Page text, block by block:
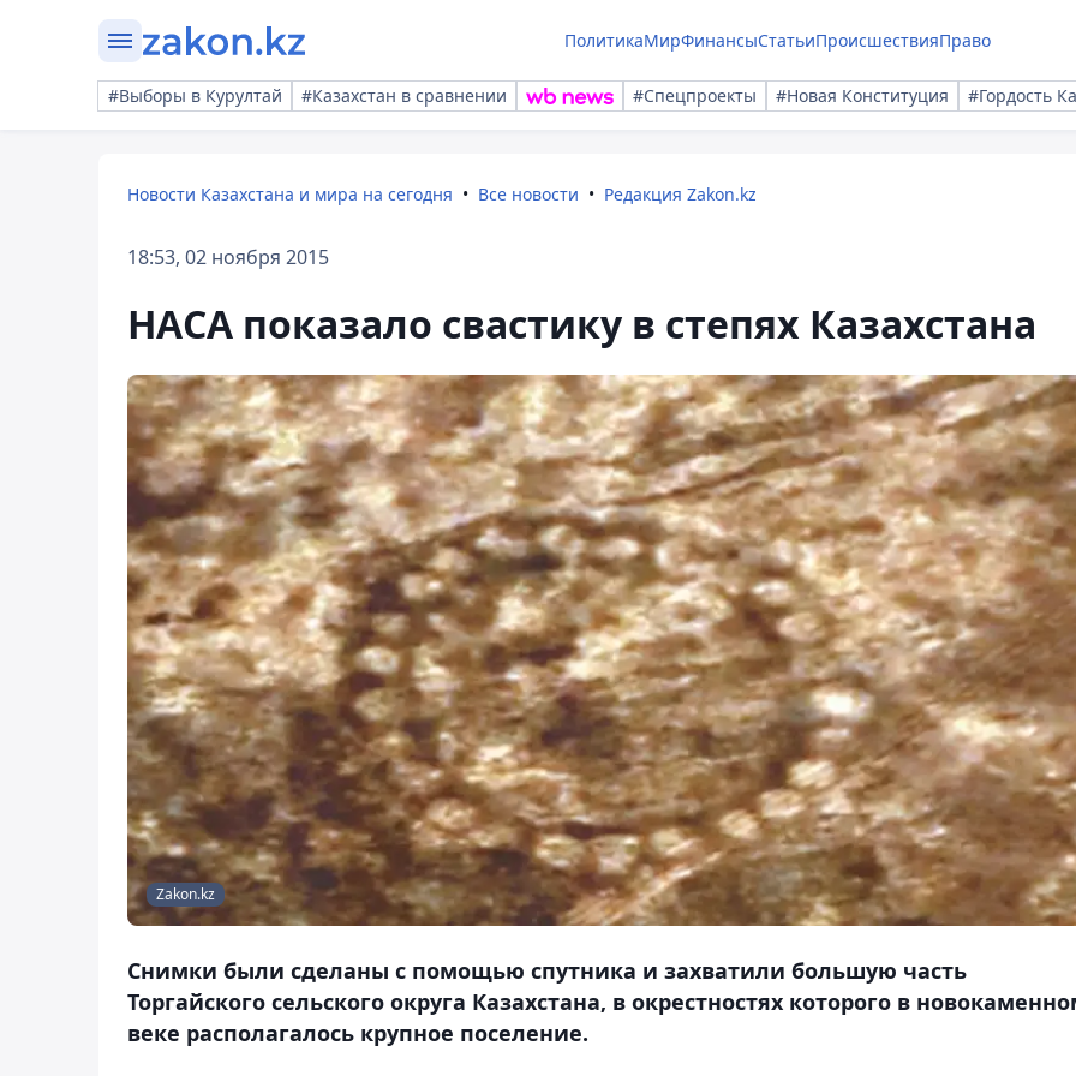
ПолитикаМирФинансыСтатьиПроисшествияПраво
#Выборы в Курултай #Казахстан в сравнении #Спецпроекты #Новая Конституция #Гордость
Новости Казахстана и мира на сегодня Все новости Редакция Zakon.kz
18:53, 02 ноября 2015
НАСА показало свастику в степях Казахстана
Zakon.kz
Снимки были сделаны с помощью спутника и захватили большую часть
Торгайского сельского округа Казахстана, в окрестностях которого в
веке располагалось крупное поселение.